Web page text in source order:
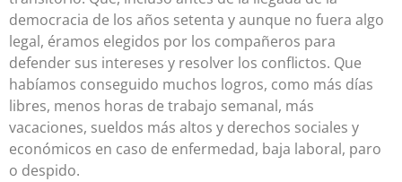
democracia de los años setenta y aunque no fuera algo
legal, éramos elegidos por los compañeros para
defender sus intereses y resolver los conflictos. Que
habíamos conseguido muchos logros, como más días
libres, menos horas de trabajo semanal, más
vacaciones, sueldos más altos y derechos sociales y
económicos en caso de enfermedad, baja laboral, paro
o despido.